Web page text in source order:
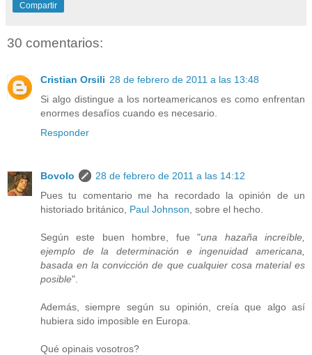
Compartir
30 comentarios:
Cristian Orsili 28 de febrero de 2011 a las 13:48
Si algo distingue a los norteamericanos es como enfrentan
enormes desafíos cuando es necesario.
Responder
Bovolo
28 de febrero de 2011 a las 14:12
Pues tu comentario me ha recordado la opinión de un
historiado británico, Paul Johnson , sobre el hecho.
Según este buen hombre, fue "una hazaña increíble,
ejemplo de la determinación e ingenuidad americana,
basada en la convicción de que cualquier cosa material es
posible".
Además, siempre según su opinión, creía que algo así
hubiera sido imposible en Europa.
Qué opinais vosotros?